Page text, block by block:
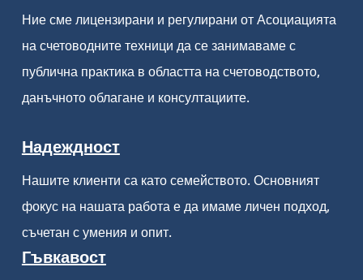
Ние сме лицензирани и регулирани от Асоциацията
на счетоводните техници да се занимаваме с
публична практика в областта на счетоводството,
данъчното облагане и консултациите.
Надеждност
Нашите клиенти са като семейството. Основният
фокус на нашата работа е да имаме личен подход,
съчетан с умения и опит.
Гъвкавост